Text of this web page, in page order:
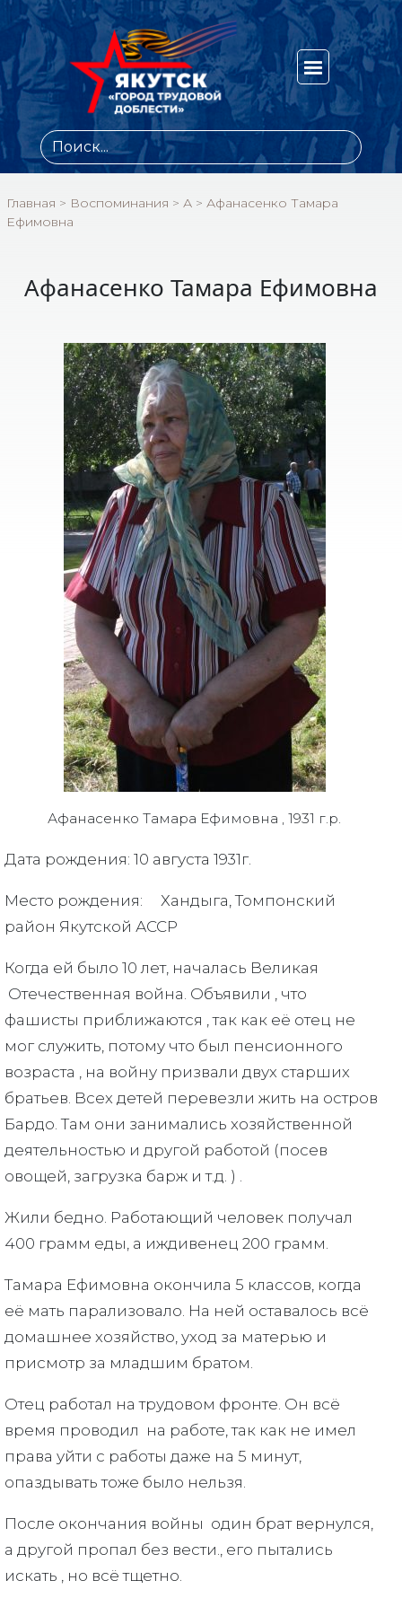
Главная > Воспоминания > А > Афанасенко Тамара
Ефимовна
Афанасенко Тамара Ефимовна
Афанасенко Тамара Ефимовна , 1931 г.р.
Дата рождения: 10 августа 1931г.
Место рождения: Хандыга, Томпонский
район Якутской АССР
Когда ей было 10 лет, началась Великая
Отечественная война. Объявили , что
фашисты приближаются , так как её отец не
мог служить, потому что был пенсионного
возраста , на войну призвали двух старших
братьев. Всех детей перевезли жить на остров
Бардо. Там они занимались хозяйственной
деятельностью и другой работой (посев
овощей, загрузка барж и т.д. ) .
Жили бедно. Работающий человек получал
400 грамм еды, а иждивенец 200 грамм.
Тамара Ефимовна окончила 5 классов, когда
её мать парализовало. На ней оставалось всё
домашнее хозяйство, уход за матерью и
присмотр за младшим братом.
Отец работал на трудовом фронте. Он всё
время проводил на работе, так как не имел
права уйти с работы даже на 5 минут,
опаздывать тоже было нельзя.
После окончания войны один брат вернулся,
а другой пропал без вести., его пытались
искать , но всё тщетно.